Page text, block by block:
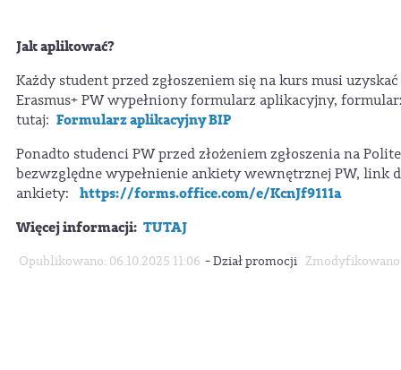
Jak aplikować?
Każdy student przed zgłoszeniem się na kurs musi
Erasmus+ PW wypełniony formularz aplikacyjny,
tutaj: Formularz aplikacyjny BIP
Ponadto studenci PW przed złożeniem zgłoszenia na
bezwzględne wypełnienie ankiety wewnętrznej PW, link
ankiety:
https://forms.office.com/e/KcnJf9111a
Więcej informacji: TUTAJ
Opublikowano: 06.10.2025 11:06 -Dział promocji Zmodyfikowano: